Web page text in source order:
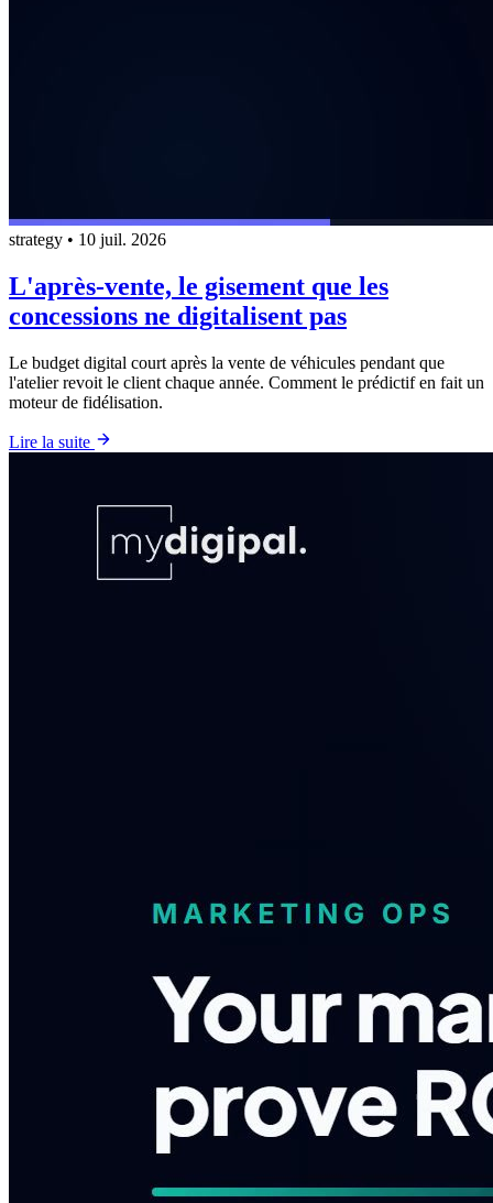
strategy • 10 juil. 2026
L'après-vente, le gisement que les
concessions ne digitalisent pas
Le budget digital court après la vente de véhicules pendant que
l'atelier revoit le client chaque année. Comment le prédictif en fait un
moteur de fidélisation.
Lire la suite